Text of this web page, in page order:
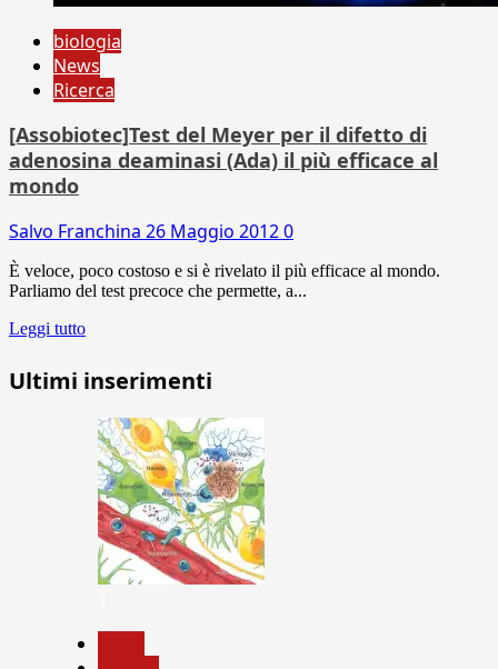
biologia
News
Ricerca
[Assobiotec]Test del Meyer per il difetto di
adenosina deaminasi (Ada) il più efficace al
mondo
Salvo Franchina 26 Maggio 20120
È veloce, poco costoso e si è rivelato il più efficace al mondo.
Parliamo del test precoce che permette, a...
Leggi tutto
Ultimi inserimenti